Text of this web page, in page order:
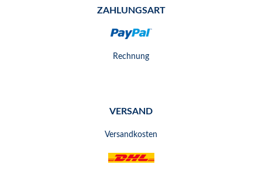
ZAHLUNGSART
Rechnung
VERSAND
Versandkosten